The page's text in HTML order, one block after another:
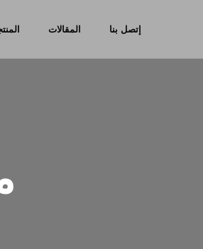
المقالات إتصل بنا